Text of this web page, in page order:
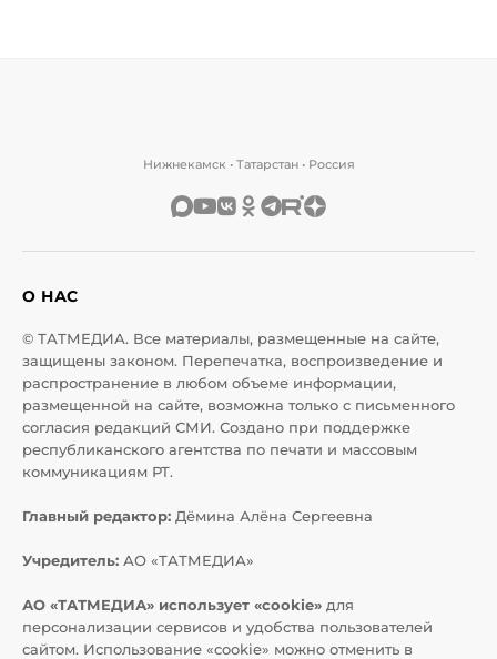
Нижнекамск • Татарстан • Россия
О НАС
© ТАТМЕДИА. Все материалы, размещенные на сайте,
защищены законом. Перепечатка, воспроизведение и
распространение в любом объеме информации,
размещенной на сайте, возможна только с письменного
согласия редакций СМИ. Создано при поддержке
республиканского агентства по печати и массовым
коммуникациям РТ.
Главный редактор: Дёмина Алёна Сергеевна
Учредитель: АО «ТАТМЕДИА»
АО «ТАТМЕДИА» использует «cookie» для
персонализации сервисов и удобства пользователей
сайтом. Использование «cookie» можно отменить в